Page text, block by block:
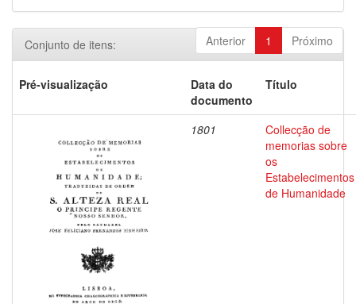
Anterior 1 Próximo
Conjunto de itens:
Pré-visualização
Data do
documento
Título
1801
Collecção de
memorias sobre
os
Estabelecimentos
de Humanidade